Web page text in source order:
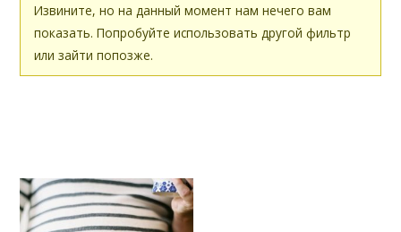
Извините, но на данный момент нам нечего вам
показать. Попробуйте использовать другой фильтр
или зайти попозже.